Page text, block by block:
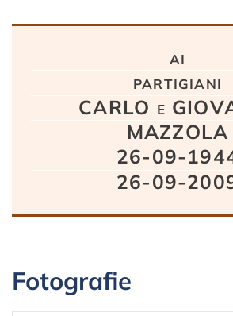
ai
partigiani
CARLO e
MAZZOLA
26-09-
26-09-
Fotografie